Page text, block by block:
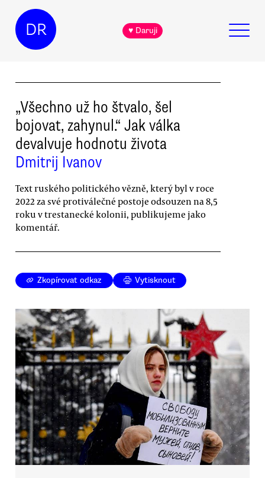
DR ♥ Daruji
„Všechno už ho štvalo, šel
bojovat, zahynul.“ Jak válka
devalvuje hodnotu života
Dmitrij Ivanov
Text ruského politického vězně, který byl v roce
2022 za své protiválečné postoje odsouzen na 8,5
roku v trestanecké kolonii, publikujeme jako
komentář.
Zkopírovat odkaz Vytisknout